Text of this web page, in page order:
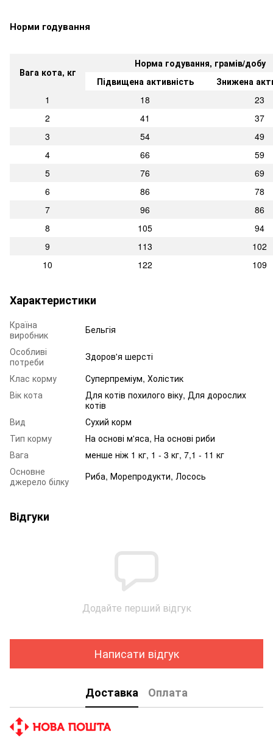
Норми годування
Вага кота, кг
Норма годування, грамів/добу
Підвищена активність
Знижена
1
18
23
2
41
37
3
54
49
4
66
59
5
76
69
6
86
78
7
96
86
8
105
94
9
113
102
10
122 109
Характеристики
Країна
виробник
Бельгія
Особливі
потреби
Здоров'я шерсті
Клас корму
Суперпреміум, Холістик
Вік кота
Для котів похилого віку, Для дорослих
котів
Вид
Сухий корм
Тип корму
На основі м'яса, На основі риби
Вага
менше ніж 1 кг, 1 - 3 кг, 7,1 - 11 кг
Основне
джерело білку
Риба, Морепродукти, Лосось
Відгуки
Додайте перший відгук
Написати відгук
Доставка Оплата